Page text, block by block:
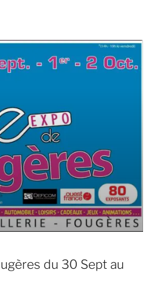
du 30 Sept au